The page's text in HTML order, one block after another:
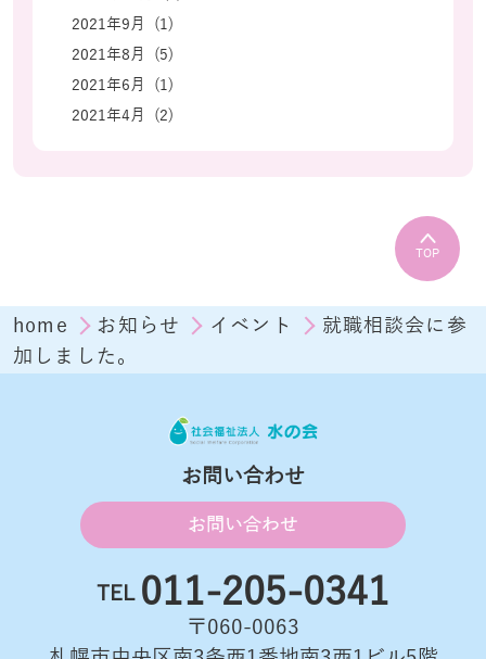
2021年9月 (1)
2021年8月 (5)
2021年6月 (1)
2021年4月 (2)
TOP
home お知らせ イベント
就職相談会に参
加しました。
お問い合わせ
お問い合わせ
TEL 011-205-0341
〒060-0063